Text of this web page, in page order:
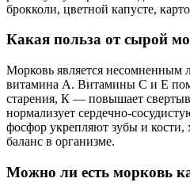
брокколи, цветной капусте,
Какая польза от сырой
Морковь является несомненным
витамина А. Витамины С и Е
старения, К — повышает
нормализует сердечно-
фосфор укрепляют зубы и
баланс в организме.
Можно ли есть морковь